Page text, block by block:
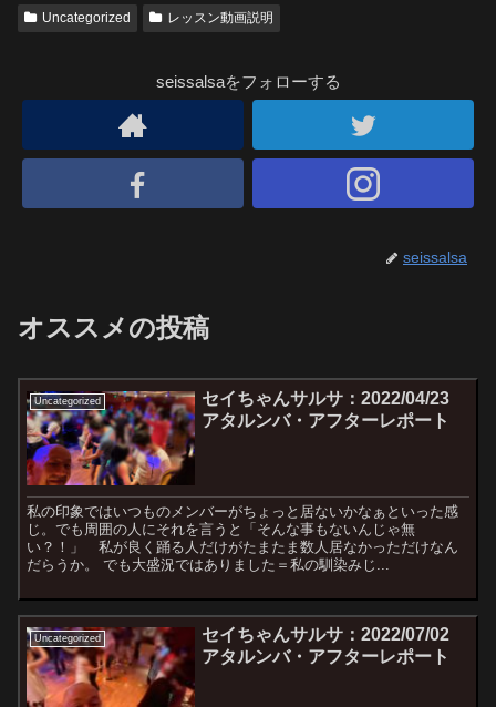
Uncategorized レッスン動画説明
seissalsaをフォローする
seissalsa
オススメの投稿
Uncategorized
セイちゃんサルサ：2022/04/23
アタルンバ・アフターレポート
私の印象ではいつものメンバーがちょっと居ないかなぁといった感
じ。でも周囲の人にそれを言うと「そんな事もないんじゃ無
い？！」 私が良く踊る人だけがたまたま数人居なかっただけなん
だらうか。 でも大盛況ではありました＝私の馴染みじ...
Uncategorized
セイちゃんサルサ：2022/07/02
アタルンバ・アフターレポート